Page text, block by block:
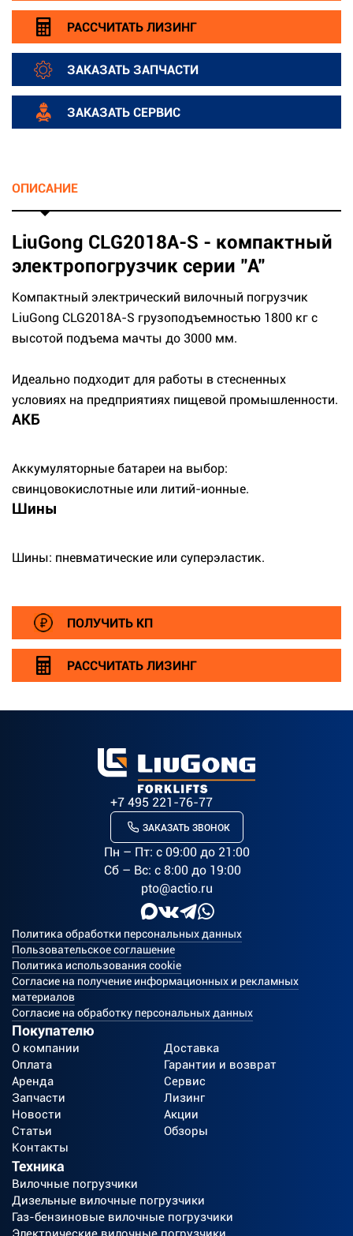
РАССЧИТАТЬ ЛИЗИНГ
ЗАКАЗАТЬ ЗАПЧАСТИ
ЗАКАЗАТЬ СЕРВИС
ОПИСАНИЕ
LiuGong CLG2018A-S - компактный
электропогрузчик серии "А"
Компактный электрический вилочный погрузчик
LiuGong CLG2018A-S грузоподъемностью 1800 кг с
высотой подъема мачты до 3000 мм.
Идеально подходит для работы в стесненных
условиях на предприятиях пищевой промышленности.
АКБ
Аккумуляторные батареи на выбор:
свинцовокислотные или литий-ионные.
Шины
Шины: пневматические или суперэластик.
ПОЛУЧИТЬ КП
РАССЧИТАТЬ ЛИЗИНГ
+7 495 221-76-77
ЗАКАЗАТЬ ЗВОНОК
Пн – Пт: c 09:00 до 21:00
Сб – Вс: с 8:00 до 19:00
pto@actio.ru
Политика обработки персональных данных
Пользовательское соглашение
Политика использования cookie
Согласие на получение информационных и рекламных
материалов
Согласие на обработку персональных данных
Покупателю
О компании
Доставка
Оплата
Гарантии и возврат
Аренда
Сервис
Запчасти
Лизинг
Новости
Акции
Статьи
Обзоры
Контакты
Техника
Вилочные погрузчики
Дизельные вилочные погрузчики
Газ-бензиновые вилочные погрузчики